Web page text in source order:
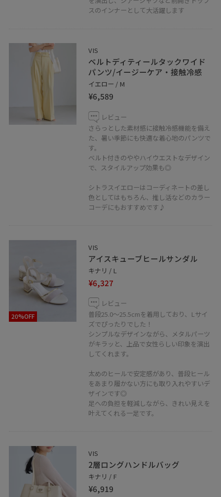
営業時間 10:00~20:00
＿＿＿＿＿＿＿＿＿＿＿＿＿＿＿＿＿＿＿
スのインナーとして大活躍します
VIS
ベルトディティールタックワイド
パンツ/イージーケア・接触冷感
イエロー / M
¥6,589
レビュー
さらっとした素材感に接触冷感機能を備え
た、暑い季節にも快適な着心地のパンツで
す。
ベルト付きのややハイウエストなデザイン
で、スタイルアップ効果も◎
シトラスイエローはコーディネートの差し
色としてはもちろん、推し活などのカラー
コーデにもおすすめです♪
20%OFF
VIS
アイスキューブヒールサンダル
キナリ / L
¥6,327
レビュー
普段25.0〜25.5cmを着用しており、Lサイ
ズでぴったりでした！
シンプルなデザインながら、メタルパーツ
がキラッと、上品で女性らしい印象を演出
してくれます。
太めのヒールで安定感があり、普段ヒール
をあまり履かない方にも取り入れやすいデ
ザインです◎
足への負担を軽減しながら、きれい見えを
叶えてくれる一足です。
VIS
2層ロングハンドルバッグ
キナリ / F
¥6,919